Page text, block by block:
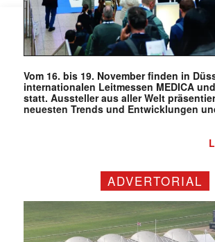
Vom 16. bis 19. November finden in
internationalen Leitmessen MEDICA und
statt. Aussteller aus aller Welt
neuesten Trends und Entwicklungen
ADVERTORIAL